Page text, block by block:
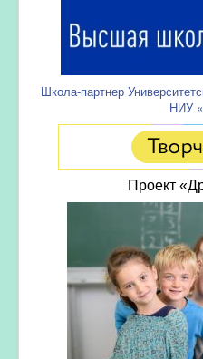
Школа-партнер
НИУ
Проект